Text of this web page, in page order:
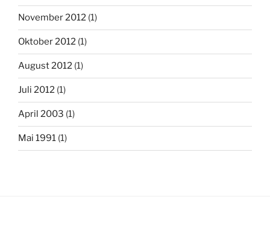
November 2012 (1)
Oktober 2012 (1)
August 2012 (1)
Juli 2012 (1)
April 2003 (1)
Mai 1991 (1)